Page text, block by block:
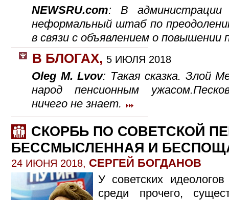
NEWSRU.com: В администрации
неформальный штаб по
в связи с объявлением о повышении
В БЛОГАХ, 5 ИЮЛЯ 2018
Oleg M. Lvov: Такая сказка. Злой
народ пенсионным
ничего не знает.
СКОРБЬ ПО СОВЕТСКОЙ
БЕССМЫСЛЕННАЯ И
24 ИЮНЯ 2018, СЕРГЕЙ БОГДАНОВ
У советских
среди прочего,